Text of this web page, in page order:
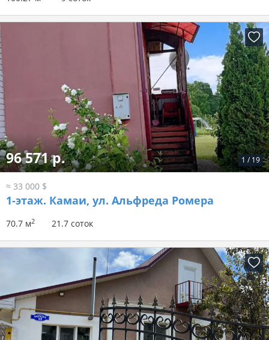
1 / 19
96 571 р.
≈ 33 000 $
1-этаж. Камаи, ул. Альфреда Ромера
70.7 м2 21.7 соток